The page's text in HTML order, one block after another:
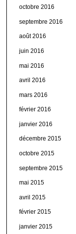
octobre 2016
septembre 2016
août 2016
juin 2016
mai 2016
avril 2016
mars 2016
février 2016
janvier 2016
décembre 2015
octobre 2015
septembre 2015
mai 2015
avril 2015
février 2015
janvier 2015